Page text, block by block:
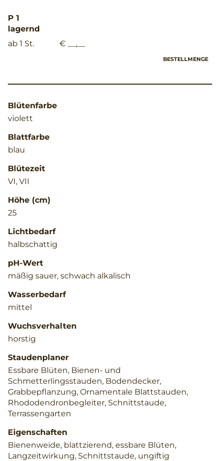
P 1
lagernd
ab 1 St.
€ __,__
BESTELLMENGE
Blütenfarbe
violett
Blattfarbe
blau
Blütezeit
VI, VII
Höhe (cm)
25
Lichtbedarf
halbschattig
pH-Wert
mäßig sauer, schwach alkalisch
Wasserbedarf
mittel
Wuchsverhalten
horstig
Staudenplaner
Essbare Blüten, Bienen- und
Schmetterlingsstauden, Bodendecker,
Grabbepflanzung, Ornamentale Blattstauden,
Rhododendronbegleiter, Schnittstaude,
Terrassengarten
Eigenschaften
Bienenweide, blattzierend, essbare Blüten,
Langzeitwirkung, Schnittstaude, ungiftig